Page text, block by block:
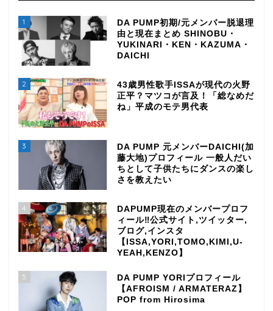
1
DA PUMP初期/元メンバー脱退理
由と現在まとめ SHINOBU・
YUKINARI・KEN・KAZUMA・
DAICHI
2
43歳男性歌手ISSAが現代の火野
正平？マツコが言及！「総なめだ
ね」平成のモテ男代表
3
DA PUMP 元メンバーDAICHI(加
藤大地)プロフィール 一般人だい
ちとして子供たちにダンスの楽し
さを教えたい
4
DAPUMP現在のメンバープロフ
ィール‼公式サイト,ツイッター,
ブログ,インスタ
【ISSA,YORI,TOMO,KIMI,U-
YEAH,KENZO】
5
DA PUMP YORIプロフィール
【AFROISM / ARMATERAZ】
POP from Hirosima